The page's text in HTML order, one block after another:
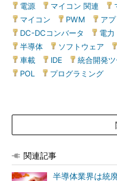
電源 マイコン 関連
マイコン
PWM ア
DC-DCコンバータ
電力
半導体
ソフトウェア
車載
IDE 統合開発
POL
プログラミング
関連記事
半導体業界は統